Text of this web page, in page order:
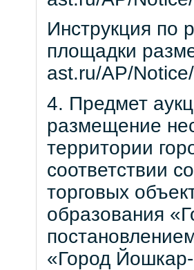
Инструкция по
площадки
ast.ru/AP/
4. Предмет
размещение
территории
соответствии
торговых
образования
«Город